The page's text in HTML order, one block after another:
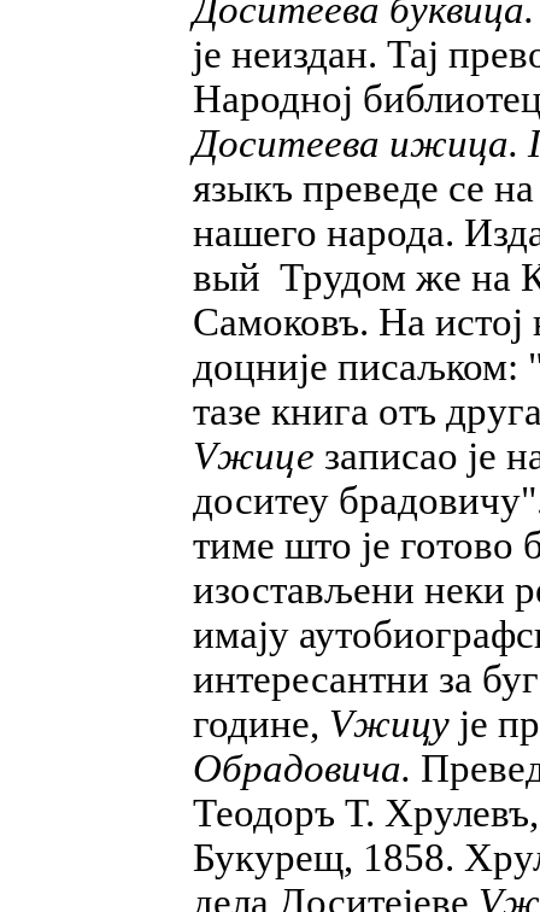
Доситеева буквица.
је неиздан. Тај
Народној
Доситеева ижица.
языкъ преведе се
нашего народа.
вый Трудом же на
Самоковъ. На истој
доцније писаљком:
тазе книга отъ
Vжице записао је
доситеу
тиме што је готово
изостављени неки
имају
интересантни за
године, Vжицу је
Обрадовича.
Теодоръ Т.
Букурещ, 1858.
дела Доситејеве V